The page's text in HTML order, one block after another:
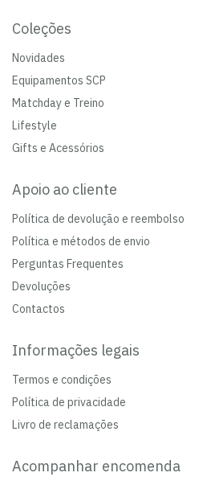
Coleções
Novidades
Equipamentos SCP
Matchday e Treino
Lifestyle
Gifts e Acessórios
Apoio ao cliente
Política de devolução e reembolso
Política e métodos de envio
Perguntas Frequentes
Devoluções
Contactos
Informações legais
Termos e condições
Política de privacidade
Livro de reclamações
Acompanhar encomenda